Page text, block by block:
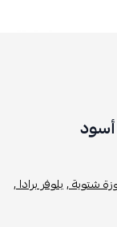
أسود
شتوية ,بلوفر برادا ,